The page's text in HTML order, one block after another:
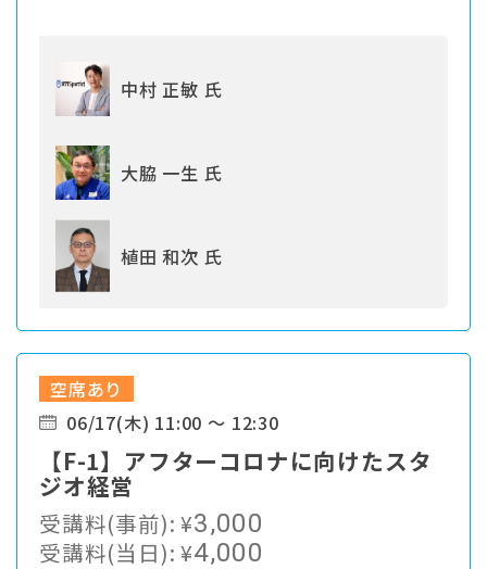
中村 正敏 氏
大脇 一生 氏
植田 和次 氏
空席あり
06/17(木) 11:00 ～ 12:30
【F-1】アフターコロナに向けたスタ
ジオ経営
受講料(事前):¥3,000
受講料(当日):¥4,000